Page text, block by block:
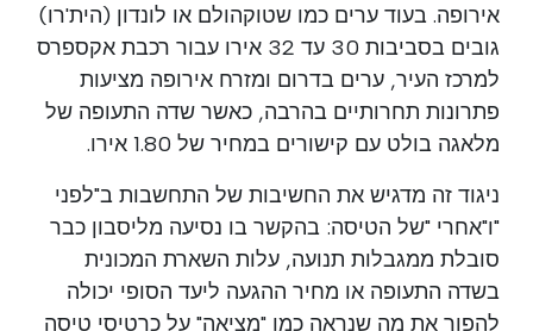
אירופה. בעוד ערים כמו שטוקהולם או לונדון (הית'רו)
גובים בסביבות 30 עד 32 אירו עבור רכבת אקספרס
למרכז העיר, ערים בדרום ומזרח אירופה מציעות
פתרונות תחרותיים בהרבה, כאשר שדה התעופה של
מלאגה בולט עם קישורים במחיר של 1.80 אירו.
ניגוד זה מדגיש את החשיבות של התחשבות ב"לפני
"ו"אחרי "של הטיסה: בהקשר בו נסיעה מליסבון כבר
סובלת ממגבלות תנועה, עלות השארת המכונית
בשדה התעופה או מחיר ההגעה ליעד הסופי יכולה
להפוך את מה שנראה כמו "מציאה" על כרטיסי טיסה